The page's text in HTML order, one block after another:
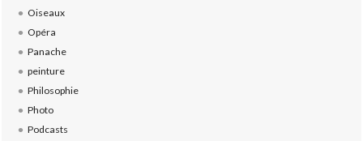
Oiseaux
Opéra
Panache
peinture
Philosophie
Photo
Podcasts